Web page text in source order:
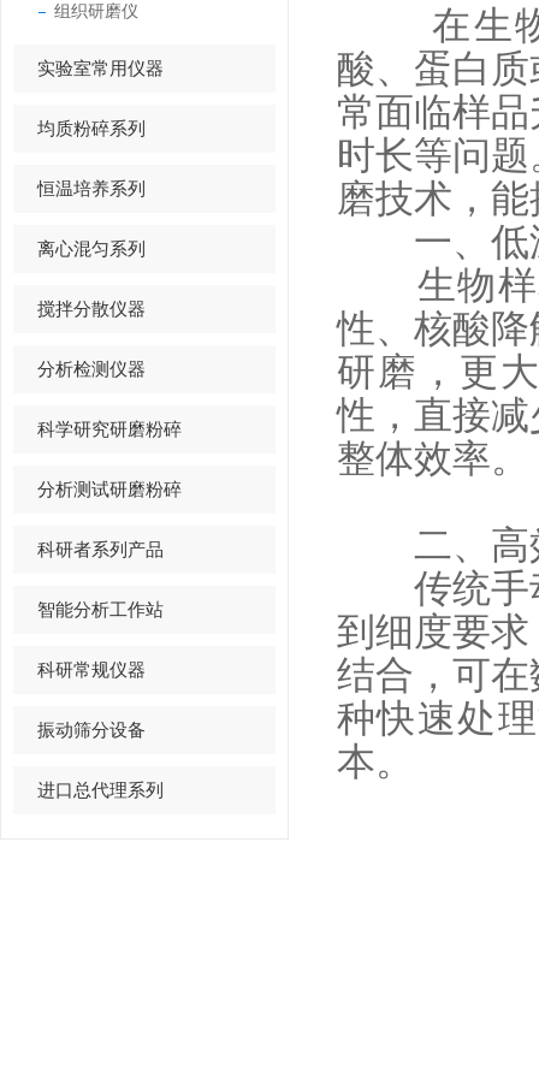
组织研磨仪
实验室常用仪器
均质粉碎系列
恒温培养系列
离心混匀系列
搅拌分散仪器
分析检测仪器
科学研究研磨粉碎
分析测试研磨粉碎
科研者系列产品
智能分析工作站
科研常规仪器
振动筛分设备
进口总代理系列
在生物
酸、蛋白
常面临样
时长等问题
磨技术，
一、低
生物样
性、核酸
研磨，更
性，直接
整体效率。
二、高
传统手动
到细度要求
结合，可
种快速处
本。